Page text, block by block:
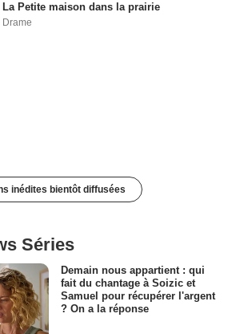
La Petite maison dans la prairie
Drame
inédites bientôt diffusées
Séries
Demain nous appartient : qui
fait du chantage à Soizic et
Samuel pour récupérer l'argent
? On a la réponse